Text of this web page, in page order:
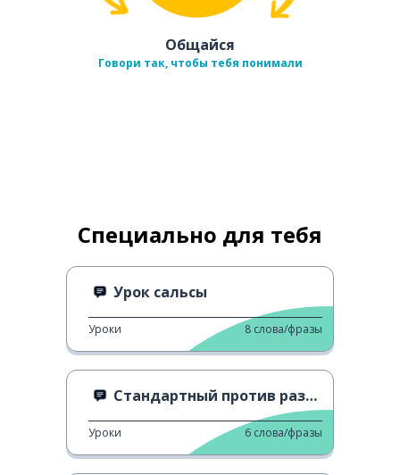
Общайся
Говори так, чтобы тебя понимали
Специально для тебя
Урок сальсы
Уроки 8 слова/фразы
Стандартный против разговорного 1
Уроки 6 слова/фразы